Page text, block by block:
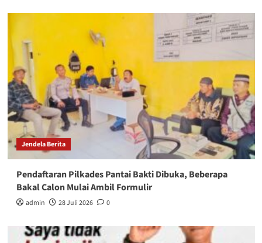
Jendela Berita
Pendaftaran Pilkades Pantai Bakti Dibuka, Beberapa
Bakal Calon Mulai Ambil Formulir
admin 28 Juli 2026 0